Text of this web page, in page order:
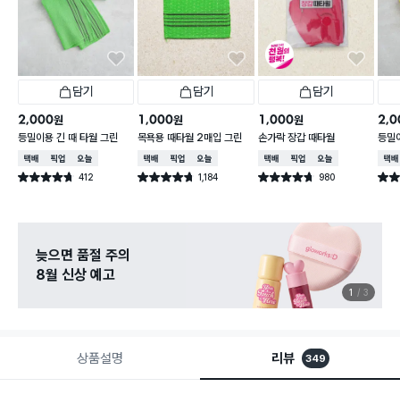
담기
2,000원
등밀이용 긴 때 타월 그린
택배배송매장픽업오늘배송
별점 4.7점 412
건 작성
담기
1,000원
목욕용 때타월 2매입 그린
택배배송매장픽업오늘배송
별점 4.7점 1,184
건 작성
담기
1,000원
손가락 장갑 때타월
택배배송매장픽업오늘배송
별점 4.7점 980
건 작성
등밀
택배
별점
늦으면 품절 주의
8월 신상 예고
1 3
상품설명 리뷰 349